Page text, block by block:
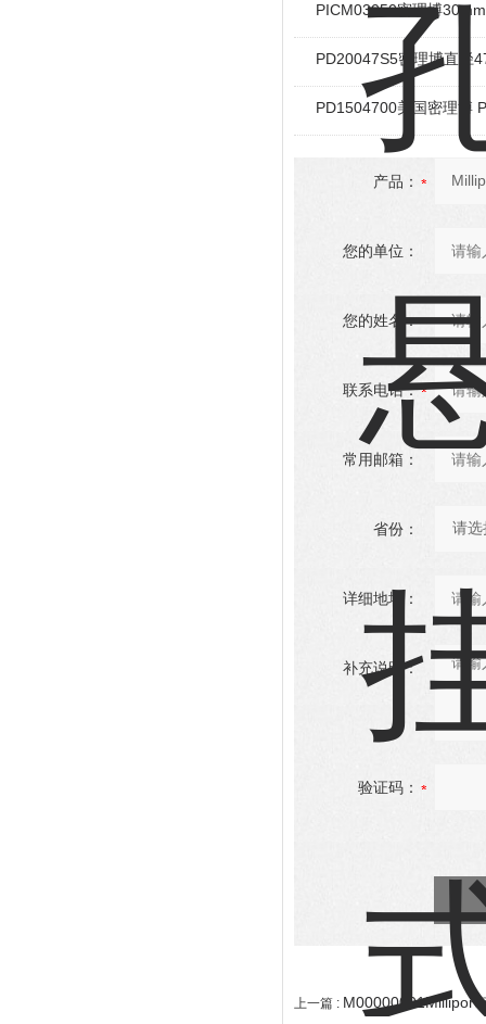
PICM03050密理博
PD20047S5密理博直径
PD1504700美国密理博
产品：
您的单位：
您的姓名：
联系电话：
常用邮箱：
省份：
详细地址：
补充说明：
验证码：
上一篇 :